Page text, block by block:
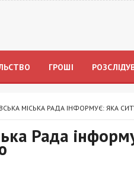
ГРОШІ
МІСЬКА РАДА ІНФОРМУЄ: ЯКА
Рада